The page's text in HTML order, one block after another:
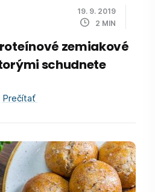
19. 9. 2019
2 MIN
zemiakové
schudnete
Prečítať